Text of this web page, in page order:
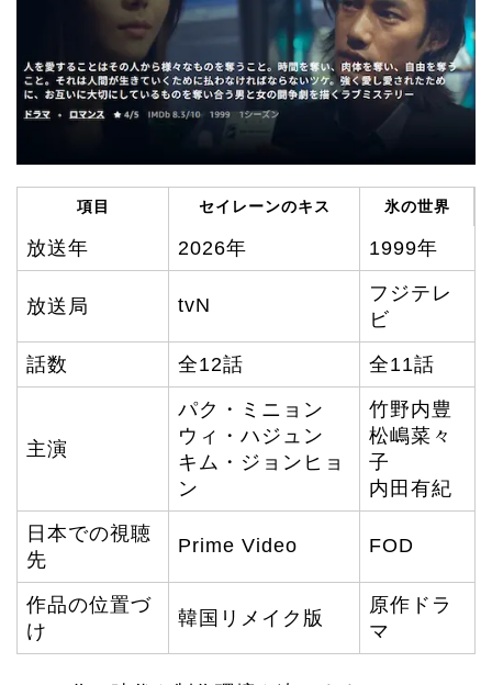
項目 セイレーンのキス 氷の世界
放送年 2026年 1999年
放送局 tvN
フジテレ
ビ
話数 全12話 全11話
主演
パク・ミニョン
ウィ・ハジュン
キム・ジョンヒョ
ン
竹野内豊
松嶋菜々
子
内田有紀
日本での視聴
先
Prime Video FOD
作品の位置づ
け
韓国リメイク版
原作ドラ
マ